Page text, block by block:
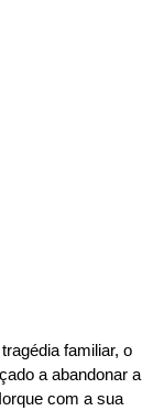
familiar, o
a abandonar a
com a sua